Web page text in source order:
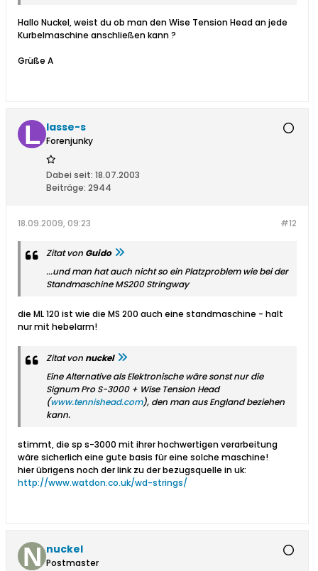
Hallo Nuckel, weist du ob man den Wise Tension Head an jede
Kurbelmaschine anschließen kann ?
Grüße A
lasse-s
Forenjunky
Dabei seit: 18.07.2003
Beiträge: 2944
#12
18.09.2009, 09:23
Zitat von Guido
...und man hat auch nicht so ein Platzproblem wie bei der
Standmaschine MS200 Stringway
die ML 120 ist wie die MS 200 auch eine standmaschine - halt
nur mit hebelarm!
Zitat vonnuckel
Eine Alternative als Elektronische wäre sonst nur die
Signum Pro S-3000 + Wise Tension Head
(www.tennishead.com), den man aus England beziehen
kann.
stimmt, die sp s-3000 mit ihrer hochwertigen verarbeitung
wäre sicherlich eine gute basis für eine solche maschine!
hier übrigens noch der link zu der bezugsquelle in uk:
http://www.watdon.co.uk/wd-strings/
nuckel
Postmaster